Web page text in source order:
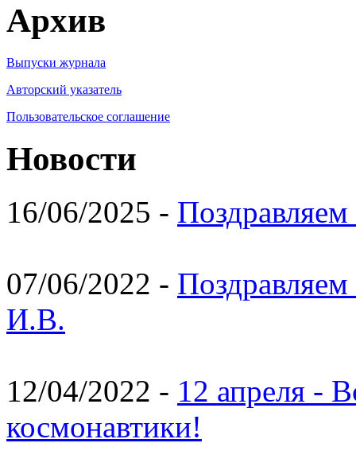
Архив
Выпуски журнала
Авторский указатель
Пользовательское соглашение
Новости
16/06/2025 -
07/06/2022 -
И.В.
12/04/2022 - 12 апреля -
космонавтики!